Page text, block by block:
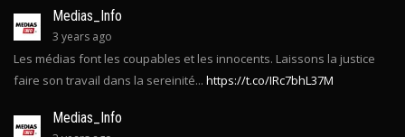
Medias_Info
3 years ago
Les médias font les coupables et les innocents. Laissons la justice
faire son travail dans la sereinité... https://t.co/IRc7bhL37M
Medias_Info
3 years ago